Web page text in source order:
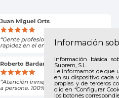
Información
Información básica
Suprem, S.L.
Le informamos de que
en su dispositivo cada
propias y de terceros
clic en “Configurar
los botones